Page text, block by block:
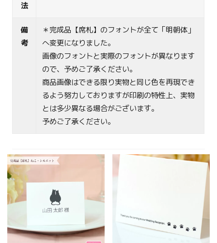
法
備
考
＊完成品【席札】のフォントが全て「明朝体」
へ変更になりました。
画像のフォントと実際のフォントが異なります
ので、予めご了承ください。
商品画像はできる限り実物と同じ色を再現でき
るよう努力しておりますが印刷の特性上、実物
とは多少異なる場合がございます。
予めご了承ください。